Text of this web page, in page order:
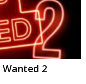
Wanted 2